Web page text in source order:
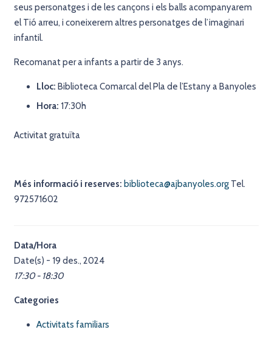
seus personatges i de les cançons i els balls acompanyarem
el Tió arreu, i coneixerem altres personatges de l’imaginari
infantil.
Recomanat per a infants a partir de 3 anys.
Lloc: Biblioteca Comarcal del Pla de l’Estany a Banyoles
Hora: 17:30h
Activitat gratuïta
Més informació i reserves: biblioteca@ajbanyoles.orgTel.
972571602
Data/Hora
Date(s) - 19 des., 2024
17:30 - 18:30
Categories
Activitats familiars